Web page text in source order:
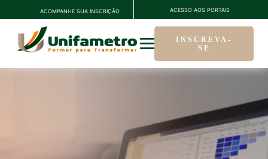
ACOMPANHE SUA INSCRIÇÃO ACESSO AOS PORTAIS
INSCREVA-
SE